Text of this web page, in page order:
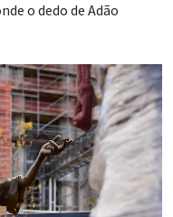
o dedo de Adão